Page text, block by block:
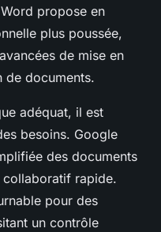
propose en
plus poussée,
de mise en
de documents.
adéquat, il est
besoins. Google
des documents
rapide.
pour des
un contrôle